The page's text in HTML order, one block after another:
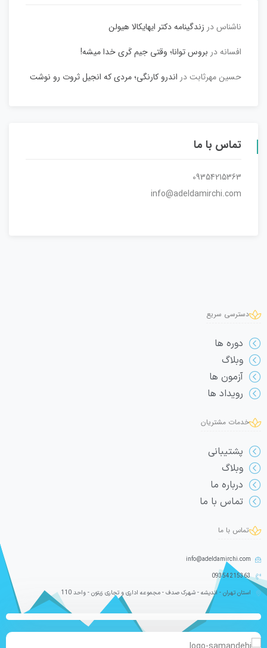
ناشناسدر زندگینامه دکتر ایهایکالا هیولن
افسانه در بروس توانا؛ وقتی جیم کَری خدا میشه!
حسین مهرثابتدر اندرو کارنگی؛ مردی که انجیل ثروت رو نوشت
تماس با ما
09354215363
info@adeldamirchi.com
دسترسی سریع
دوره ها
وبلاگ
آزمون ها
رویداد ها
خدمات مشتریان
پشتیبانی
وبلاگ
درباره ما
تماس با ما
تماس با ما
info@adeldamirchi.com
09354215363
استان تهران - اندیشه - شهرک صدف - مجموعه اداری و تجاری زیتون - واحد 110